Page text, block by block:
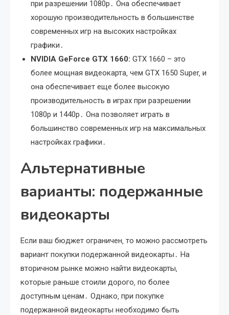
при разрешении 1080p․ Она обеспечивает
хорошую производительность в большинстве
современных игр на высоких настройках
графики․
NVIDIA GeForce GTX 1660: GTX 1660 – это
более мощная видеокарта‚ чем GTX 1650 Super‚ и
она обеспечивает еще более высокую
производительность в играх при разрешении
1080p и 1440p․ Она позволяет играть в
большинство современных игр на максимальных
настройках графики․
Альтернативные
варианты: подержанные
видеокарты
Если ваш бюджет ограничен‚ то можно рассмотреть
вариант покупки подержанной видеокарты․ На
вторичном рынке можно найти видеокарты‚
которые раньше стоили дорого‚ по более
доступным ценам․ Однако‚ при покупке
подержанной видеокарты необходимо быть